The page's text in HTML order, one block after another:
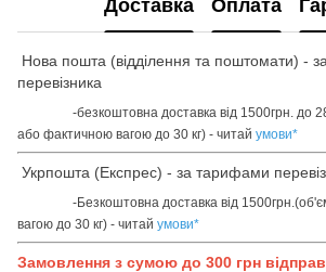
Доставка Оплата
Нова пошта (відділення та поштомати) -
перевізника
-безкоштовна доставка від 1500грн. до
або фактичною вагою до 30 кг) - читай умови*
Укрпошта (Експрес) - за тарифами
-Безкоштовна доставка від
вагою до 30 кг) - читай умови*
Замовлення з сумою до 300 грн